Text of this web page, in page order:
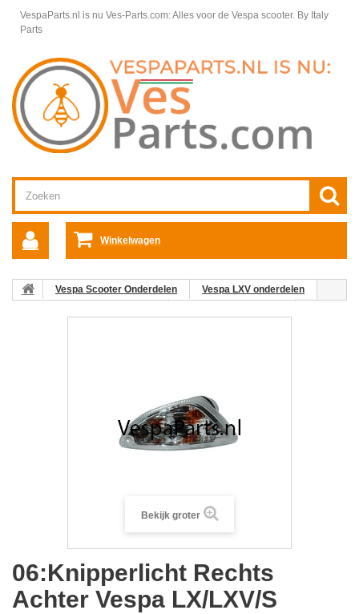
VespaParts.nl is nu Ves-Parts.com: Alles voor de Vespa scooter. By Italy
Parts
Winkelwagen
Vespa Scooter Onderdelen
Vespa LXV onderdelen
Bekijk groter
06:Knipperlicht Rechts
Achter Vespa LX/LXV/S